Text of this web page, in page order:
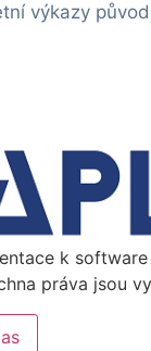
výkazy
k software
práva jsou